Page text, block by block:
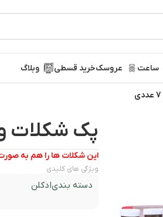
ساعت عروسکخرید قسطی وبلاگ
پک شکلات
این شکلات ها را هم به
ویژگی های کلیدی
دسته بندیادکلن